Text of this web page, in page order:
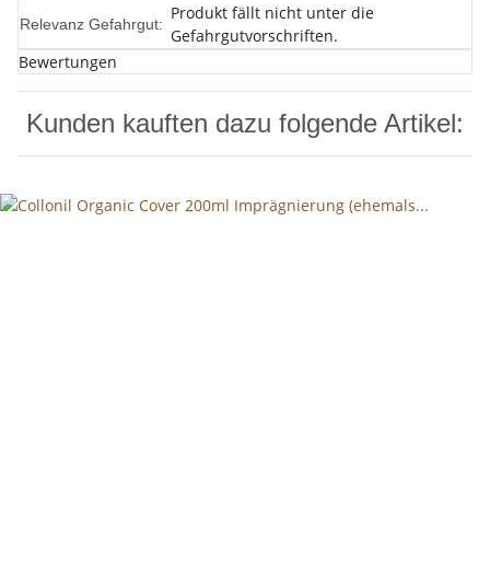
Relevanz Gefahrgut:
Produkt fällt nicht unter die
Gefahrgutvorschriften.
Bewertungen
Kunden kauften dazu folgende Artikel: